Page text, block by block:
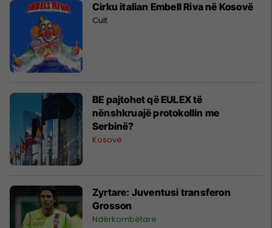
Cirku italian Embell Riva në Kosovë
Cult
BE pajtohet që EULEX të
nënshkruajë protokollin me
Serbinë?
Kosovë
Zyrtare: Juventusi transferon
Grosson
Ndërkombëtare